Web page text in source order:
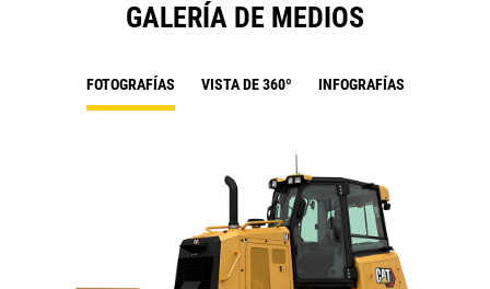
GALERÍA DE MEDIOS
FOTOGRAFÍAS VISTA DE 360º INFOGRAFÍAS